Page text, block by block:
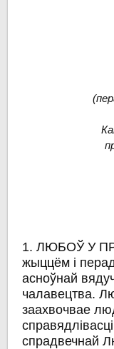
1. ЛЮБОЎ У
жыццём і
асноўнай
чалавецтва.
заахвочвае
спрадвечнай